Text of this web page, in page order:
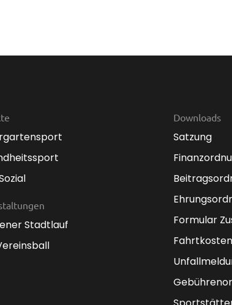
Stadtlauf
Downloads
Satzung
Formular
Fahrtkosten